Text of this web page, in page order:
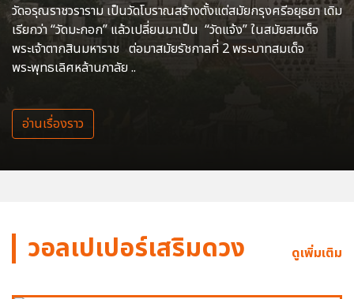
วัดอรุณราชวราราม เป็นวัดโบราณสร้างตั้งแต่สมัยกรุงศรีอยุธยา เดิม
เรียกว่า “วัดมะกอก” แล้วเปลี่ยนมาเป็น “วัดแจ้ง” ในสมัยสมเด็จ
พระเจ้าตากสินมหาราช ต่อมาสมัยรัชกาลที่ 2 พระบาทสมเด็จ
พระพุทธเลิศหล้านภาลัย ..
อ่านเรื่องราว
วอลเปเปอร์เสริมดวง ดูเพิ่มเติม